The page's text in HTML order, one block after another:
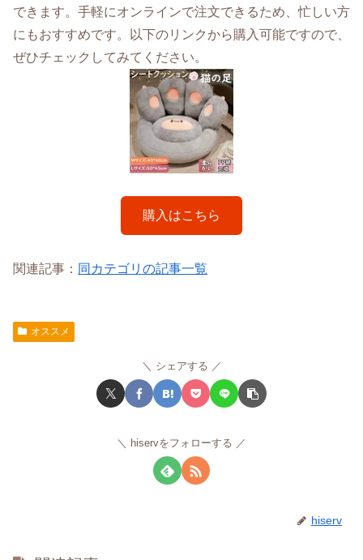
できます。手軽にオンラインで注文できるため、忙しい方
にもおすすめです。以下のリンクから購入可能ですので、
ぜひチェックしてみてください。
購入はこちら
関連記事： 同カテゴリの記事一覧
オススメ
シェアする
hiservをフォローする
hiserv